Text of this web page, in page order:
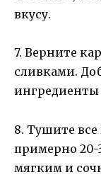
вкусу.
7. Верните
сливками.
8. Тушите
примерно 20-
мягким и